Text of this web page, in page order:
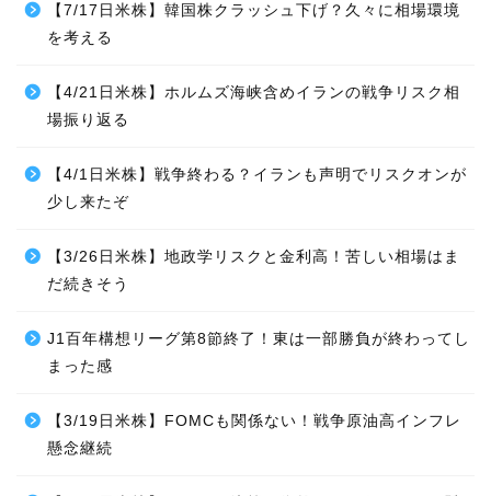
【7/17日米株】韓国株クラッシュ下げ？久々に相場環境
を考える
【4/21日米株】ホルムズ海峡含めイランの戦争リスク相
場振り返る
【4/1日米株】戦争終わる？イランも声明でリスクオンが
少し来たぞ
【3/26日米株】地政学リスクと金利高！苦しい相場はま
だ続きそう
J1百年構想リーグ第8節終了！東は一部勝負が終わってし
まった感
【3/19日米株】FOMCも関係ない！戦争原油高インフレ
懸念継続